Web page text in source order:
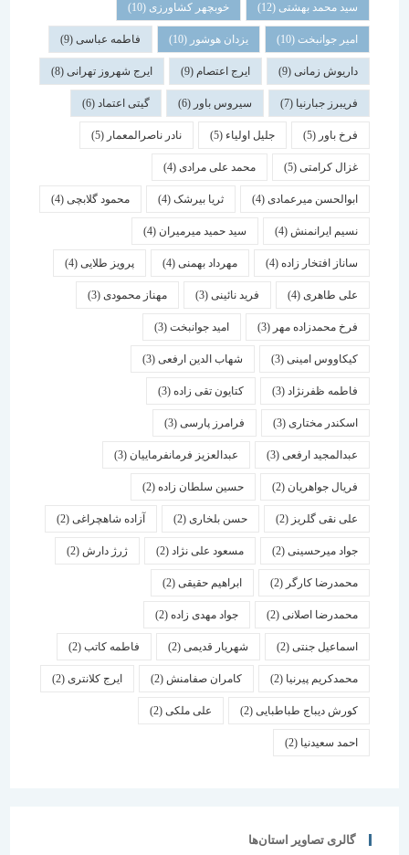
سید محمد بهشتی(12) خوبچهر کشاورزی(10)
امیر جوانبخت(10) یزدان هوشور(10) فاطمه عباسی(9)
داریوش زمانی(9) ایرج اعتصام(9) ایرج شهروز تهرانی(8)
فریبرز جبارنیا(7) سیروس باور(6) گیتی اعتماد(6)
فرخ باور(5) جلیل اولیاء(5) نادر ناصرالمعمار (5)
غزال کرامتی(5) محمد علی مرادی(4)
ابوالحسن میرعمادی(4) ثریا بیرشک(4) محمود گلابچی(4)
نسیم ایرانمنش(4) سید حمید میرمیران(4)
ساناز افتخار زاده(4) مهرداد بهمنی (4) پرویز طلایی(4)
علی طاهری(4) فرید نائینی(3) مهناز محمودی(3)
فرخ محمدزاده مهر(3) امید جوانبخت(3)
کیکاووس امینی(3) شهاب الدین ارفعی(3)
فاطمه ظفرنژاد(3) کتایون تقی زاده(3)
اسكندر مختاری (3) فرامرز پارسی(3)
عبدالمجید ارفعی(3) عبدالعزیز فرمانفرماییان(3)
فریال جواهریان(2) حسین سلطان زاده(2)
علی نقی گلریز(2) حسن بلخاری(2) آزاده شاهچراغی(2)
جواد میرحسینی(2) مسعود علی نژاد(2) ژرژ دارش (2)
محمدرضا کارگر(2) ابراهیم حقیقی(2)
محمدرضا اصلانی(2) جواد مهدی زاده(2)
اسماعیل جنتی(2) شهریار قدیمی(2) فاطمه کاتب(2)
محمدکریم پیرنیا (2) کامران صفامنش(2) ایرج کلانتری (2)
کورش دیباج طباطبایی(2) علی ملکی(2)
احمد سعیدنیا (2)
گالری تصاویر استان‌ها